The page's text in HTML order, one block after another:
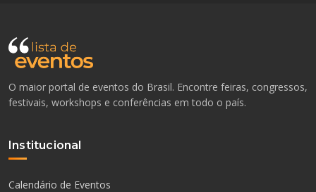
O maior portal de eventos do Brasil. Encontre feiras, congressos,
festivais, workshops e conferências em todo o país.
Institucional
Calendário de Eventos